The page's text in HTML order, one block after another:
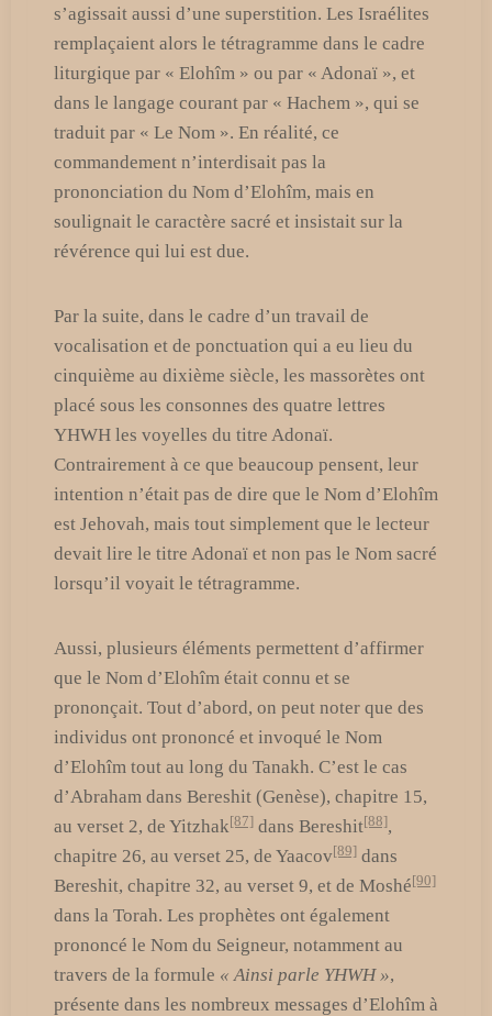
s’agissait aussi d’une superstition. Les Israélites
remplaçaient alors le tétragramme dans le cadre
liturgique par « Elohîm » ou par « Adonaï », et
dans le langage courant par « Hachem », qui se
traduit par « Le Nom ». En réalité, ce
commandement n’interdisait pas la
prononciation du Nom d’Elohîm, mais en
soulignait le caractère sacré et insistait sur la
révérence qui lui est due.
Par la suite, dans le cadre d’un travail de
vocalisation et de ponctuation qui a eu lieu du
cinquième au dixième siècle, les massorètes ont
placé sous les consonnes des quatre lettres
YHWH les voyelles du titre Adonaï.
Contrairement à ce que beaucoup pensent, leur
intention n’était pas de dire que le Nom d’Elohîm
est Jehovah, mais tout simplement que le lecteur
devait lire le titre Adonaï et non pas le Nom sacré
lorsqu’il voyait le tétragramme.
Aussi, plusieurs éléments permettent d’affirmer
que le Nom d’Elohîm était connu et se
prononçait. Tout d’abord, on peut noter que des
individus ont prononcé et invoqué le Nom
d’Elohîm tout au long du Tanakh. C’est le cas
d’Abraham dans Bereshit (Genèse), chapitre 15,
au verset 2, de Yitzhak[87] dans Bereshit[88],
chapitre 26, au verset 25, de Yaacov[89] dans
Bereshit, chapitre 32, au verset 9, et de Moshé[90]
dans la Torah. Les prophètes ont également
prononcé le Nom du Seigneur, notamment au
travers de la formule « Ainsi parle YHWH »,
présente dans les nombreux messages d’Elohîm à